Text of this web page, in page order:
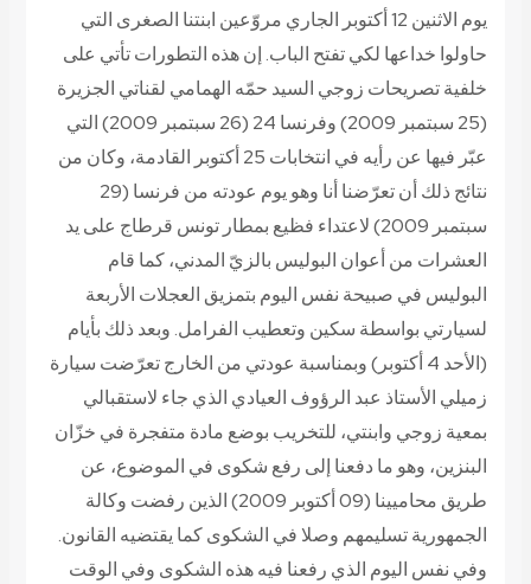
يوم الاثنين 12 أكتوبر الجاري مروّعين ابنتنا الصغرى التي
حاولوا خداعها لكي تفتح الباب. إن هذه التطورات تأتي على
خلفية تصريحات زوجي السيد حمّه الهمامي لقناتي الجزيرة
(25 سبتمبر 2009) وفرنسا 24 (26 سبتمبر 2009) التي
عبّر فيها عن رأيه في انتخابات 25 أكتوبر القادمة، وكان من
نتائج ذلك أن تعرّضنا أنا وهو يوم عودته من فرنسا (29
سبتمبر 2009) لاعتداء فظيع بمطار تونس قرطاج على يد
العشرات من أعوان البوليس بالزيّ المدني، كما قام
البوليس في صبيحة نفس اليوم بتمزيق العجلات الأربعة
لسيارتي بواسطة سكين وتعطيب الفرامل. وبعد ذلك بأيام
(الأحد 4 أكتوبر) وبمناسبة عودتي من الخارج تعرّضت سيارة
زميلي الأستاذ عبد الرؤوف العيادي الذي جاء لاستقبالي
بمعية زوجي وابنتي، للتخريب بوضع مادة متفجرة في خزّان
البنزين، وهو ما دفعنا إلى رفع شكوى في الموضوع، عن
طريق محاميينا (09 أكتوبر 2009) الذين رفضت وكالة
الجمهورية تسليمهم وصلا في الشكوى كما يقتضيه القانون.
وفي نفس اليوم الذي رفعنا فيه هذه الشكوى وفي الوقت